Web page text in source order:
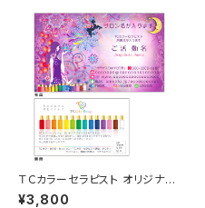
ＴＣカラーセラピスト オリジナル
名刺 50枚
¥3,800